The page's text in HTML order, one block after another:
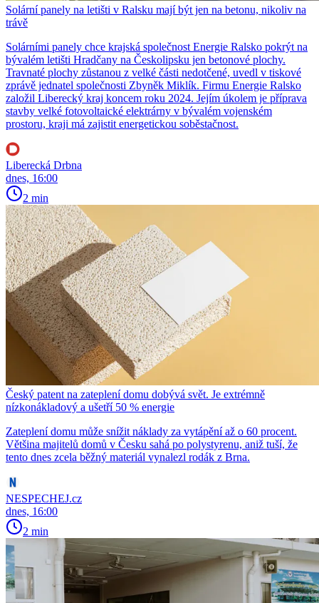
Solární panely na letišti v Ralsku mají být jen na betonu, nikoliv na
trávě
Solárními panely chce krajská společnost Energie Ralsko pokrýt na
bývalém letišti Hradčany na Českolipsku jen betonové plochy.
Travnaté plochy zůstanou z velké části nedotčené, uvedl v tiskové
zprávě jednatel společnosti Zbyněk Miklík. Firmu Energie Ralsko
založil Liberecký kraj koncem roku 2024. Jejím úkolem je příprava
stavby velké fotovoltaické elektrárny v bývalém vojenském
prostoru, kraji má zajistit energetickou soběstačnost.
Liberecká Drbna
dnes, 16:00
2 min
Český patent na zateplení domu dobývá svět. Je extrémně
nízkonákladový a ušetří 50 % energie
Zateplení domu může snížit náklady za vytápění až o 60 procent.
Většina majitelů domů v Česku sahá po polystyrenu, aniž tuší, že
tento dnes zcela běžný materiál vynalezl rodák z Brna.
NESPECHEJ.cz
dnes, 16:00
2 min